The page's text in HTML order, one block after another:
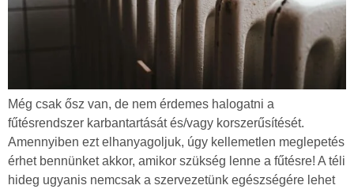
Még csak ősz van, de nem érdemes halogatni a
fűtésrendszer karbantartását és/vagy korszerűsítését.
Amennyiben ezt elhanyagoljuk, úgy kellemetlen meglepetés
érhet bennünket akkor, amikor szükség lenne a fűtésre! A téli
hideg ugyanis nemcsak a szervezetünk egészségére lehet